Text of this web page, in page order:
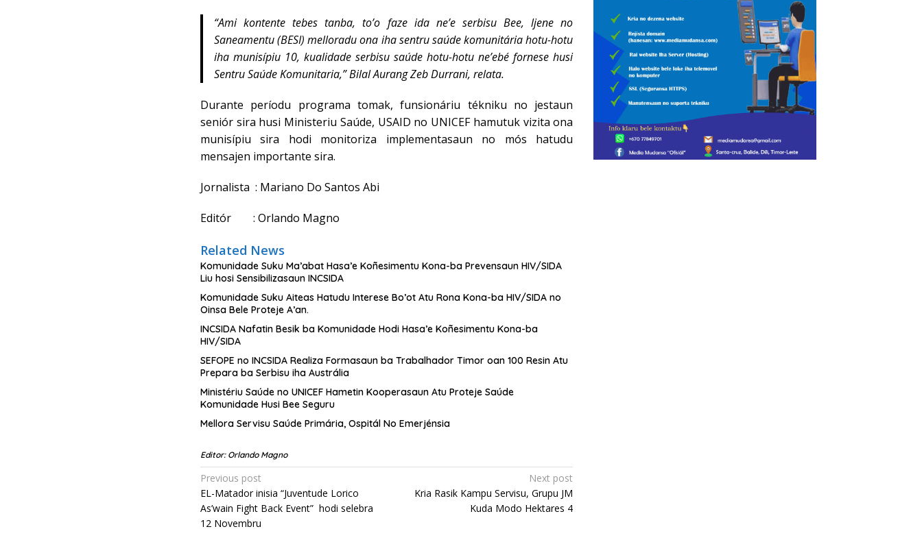
“Ami kontente tebes tanba, to’o faze ida ne’e serbisu Bee, ljene no
Saneamentu (BESI) melloradu ona iha sentru saúde komunitária hotu-hotu
iha munisípiu 10, kualidade serbisu saúde hotu-hotu ne’ebé fornese husi
Sentru Saúde Komunitaria,” Bilal Aurang Zeb Durrani, relata.
Durante períodu programa tomak, funsionáriu tékniku no jestaun
seniór sira husi Ministeriu Saúde, USAID no UNICEF hamutuk vizita ona
munisípiu sira hodi monitoriza implementasaun no mós hatudu
mensajen importante sira.
Jornalista : Mariano Do Santos Abi
Editór : Orlando Magno
Related News
Komunidade Suku Ma’abat Hasa’e Koñesimentu Kona-ba Prevensaun HIV/SIDA
Liu hosi Sensibilizasaun INCSIDA
Komunidade Suku Aiteas Hatudu Interese Bo’ot Atu Rona Kona-ba HIV/SIDA no
Oinsa Bele Proteje A’an.
INCSIDA Nafatin Besik ba Komunidade Hodi Hasa’e Koñesimentu Kona-ba
HIV/SIDA
SEFOPE no INCSIDA Realiza Formasaun ba Trabalhador Timor oan 100 Resin Atu
Prepara ba Serbisu iha Austrália
Ministériu Saúde no UNICEF Hametin Kooperasaun Atu Proteje Saúde
Komunidade Husi Bee Seguru
Mellora Servisu Saúde Primária, Ospitál No Emerjénsia
Editor: Orlando Magno
Post
navigation
Previous post
EL-Matador inisia “Juventude Lorico
As’wain Fight Back Event” hodi selebra
12 Novembru
Next post
Kria Rasik Kampu Servisu, Grupu JM
Kuda Modo Hektares 4